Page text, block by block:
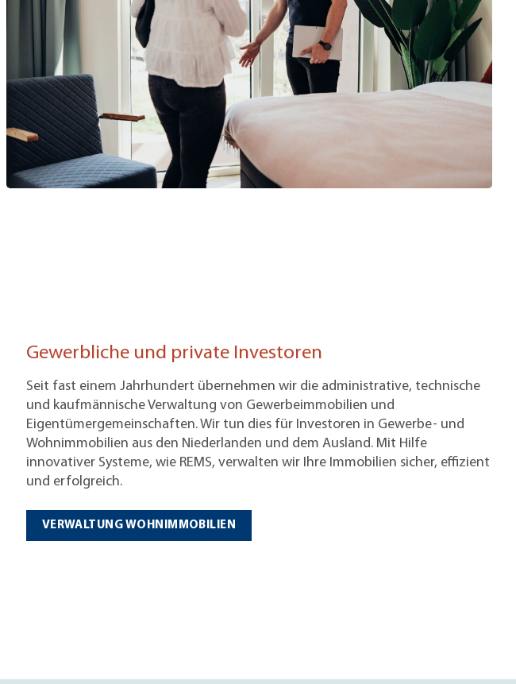
Gewerbliche und private Investoren
Seit fast einem Jahrhundert übernehmen wir die administrative, technische
und kaufmännische Verwaltung von Gewerbeimmobilien und
Eigentümergemeinschaften. Wir tun dies für Investoren in Gewerbe- und
Wohnimmobilien aus den Niederlanden und dem Ausland. Mit Hilfe
innovativer Systeme, wie REMS, verwalten wir Ihre Immobilien sicher, effizient
und erfolgreich.
VERWALTUNG WOHNIMMOBILIEN